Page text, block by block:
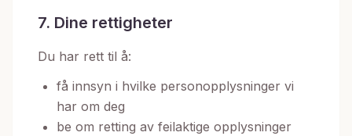
7. Dine rettigheter
Du har rett til å:
få innsyn i hvilke personopplysninger vi
har om deg
be om retting av feilaktige opplysninger